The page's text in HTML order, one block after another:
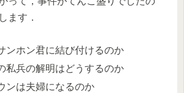
ます．
ンホン君に結び付けるのか
私兵の解明はどうするのか
ンは夫婦になるのか